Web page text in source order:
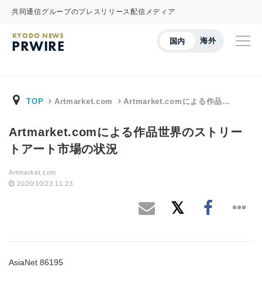
共同通信グループのプレスリリース配信メディア
国内 海外
KYODO NEWS
PRWIRE
TOP Artmarket.com Artmarket.comによる作品…
Artmarket.comによる作品世界のストリー
トアート市場の状況
Artmarket.com
2020/10/23 11:23
AsiaNet 86195